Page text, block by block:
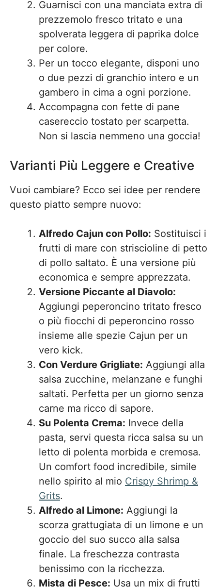
Guarnisci con una manciata extra di
prezzemolo fresco tritato e una
spolverata leggera di paprika dolce
per colore.
Per un tocco elegante, disponi uno
o due pezzi di granchio intero e un
gambero in cima a ogni porzione.
Accompagna con fette di pane
casereccio tostato per scarpetta.
Non si lascia nemmeno una goccia!
Varianti Più Leggere e Creative
Vuoi cambiare? Ecco sei idee per rendere
questo piatto sempre nuovo:
Alfredo Cajun con Pollo: Sostituisci i
frutti di mare con striscioline di petto
di pollo saltato. È una versione più
economica e sempre apprezzata.
Versione Piccante al Diavolo:
Aggiungi peperoncino tritato fresco
o più fiocchi di peperoncino rosso
insieme alle spezie Cajun per un
vero kick.
Con Verdure Grigliate: Aggiungi alla
salsa zucchine, melanzane e funghi
saltati. Perfetta per un giorno senza
carne ma ricco di sapore.
Su Polenta Crema: Invece della
pasta, servi questa ricca salsa su un
letto di polenta morbida e cremosa.
Un comfort food incredibile, simile
nello spirito al mio Crispy Shrimp &
Grits.
Alfredo al Limone: Aggiungi la
scorza grattugiata di un limone e un
goccio del suo succo alla salsa
finale. La freschezza contrasta
benissimo con la ricchezza.
Mista di Pesce: Usa un mix di frutti